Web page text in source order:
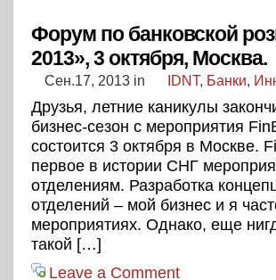
Форум по банковской
2013», 3 октября, Москва.
Сен.17, 2013 in IDNT, Банки,
Друзья, летние каникулы
бизнес-сезон с мероприятия
состоится 3 октября в Москве.
первое в истории СНГ
отделениям. Разработка
отделений – мой бизнес и я
мероприятиях. Однако, еще
такой […]
Leave a Comment